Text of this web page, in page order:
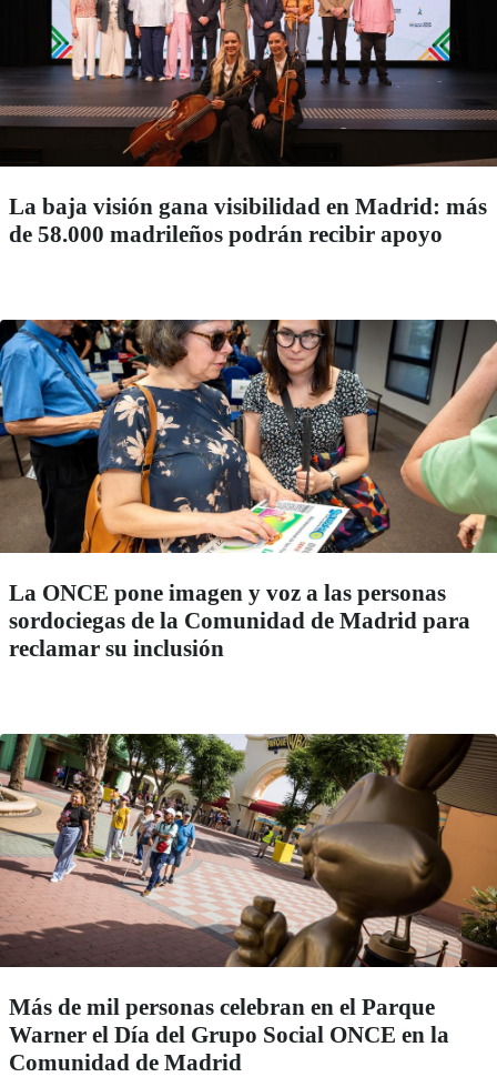
La baja visión gana visibilidad en Madrid: más
de 58.000 madrileños podrán recibir apoyo
La ONCE pone imagen y voz a las personas
sordociegas de la Comunidad de Madrid para
reclamar su inclusión
Más de mil personas celebran en el Parque
Warner el Día del Grupo Social ONCE en la
Comunidad de Madrid